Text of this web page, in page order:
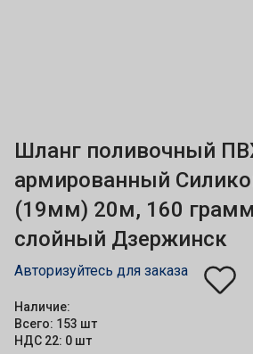
Шланг поливочный
армированный
(19мм) 20м, 160
слойный Дзержинск
Авторизуйтесь для заказа
Наличие:
Всего: 153 шт
НДС 22: 0 шт